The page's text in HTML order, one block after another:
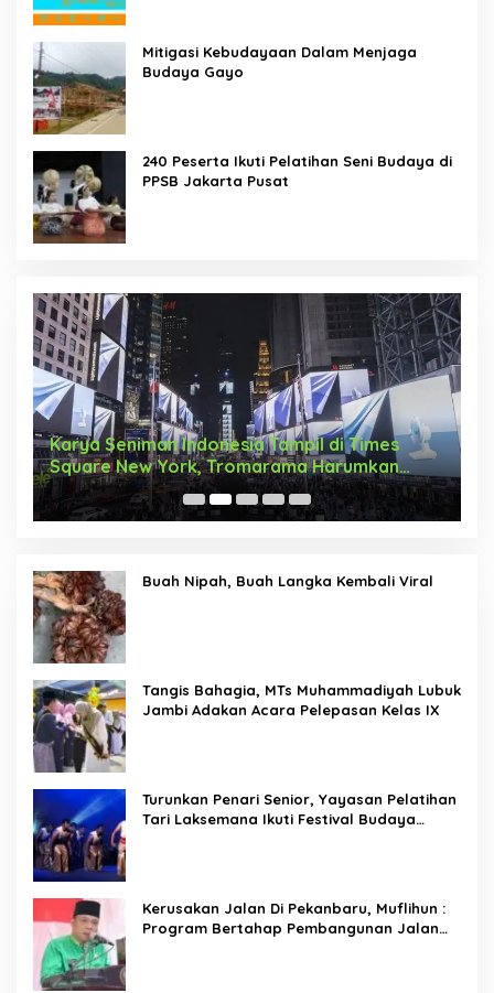
Mitigasi Kebudayaan Dalam Menjaga
Budaya Gayo
240 Peserta Ikuti Pelatihan Seni Budaya di
PPSB Jakarta Pusat
Karya Seniman Indonesia Tampil di Times
Square New York, Tromarama Harumkan
Nama Bangsa
Buah Nipah, Buah Langka Kembali Viral
Tangis Bahagia, MTs Muhammadiyah Lubuk
Jambi Adakan Acara Pelepasan Kelas IX
Turunkan Penari Senior, Yayasan Pelatihan
Tari Laksemana Ikuti Festival Budaya
Kerusakan Jalan Di Pekanbaru, Muflihun :
Program Bertahap Pembangunan Jalan